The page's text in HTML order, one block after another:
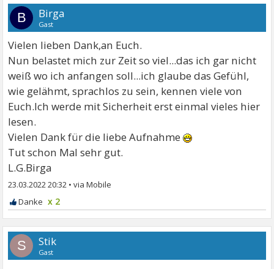
B Birga
Gast
Vielen lieben Dank,an Euch.
Nun belastet mich zur Zeit so viel...das ich gar nicht
weiß wo ich anfangen soll...ich glaube das Gefühl,
wie gelähmt, sprachlos zu sein, kennen viele von
Euch.Ich werde mit Sicherheit erst einmal vieles hier
lesen.
Vielen Dank für die liebe Aufnahme
Tut schon Mal sehr gut.
L.G.Birga
23.03.2022 20:32 •
x 2
S Stik
Gast